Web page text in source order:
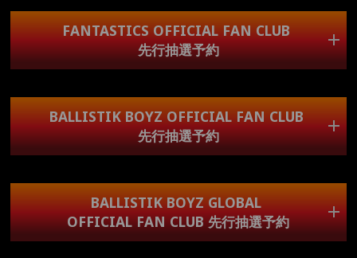
・PSYCHIC FEVER GLOBAL OFFICIAL FAN CLUB先行抽選
・TEAM HI-AX先行抽選予約
※アップグレードチケット抽選受付で落選となった場合
は、対象のOFFICIAL FAN CLUB先行抽選予約・We are D.I
先行抽選予約・TEAM HI-AX先行抽選予約でご当選された
［全席指定］でのご観覧となります。
※アップグレードチケットのご購入は差額代金の他に別途
各種手数料が掛かります。
※アップグレードチケットは車椅子専用スペースをご希望
される方が当選される可能性もございます。
チケットの申込は終了しました
対象者
申込み期間内にファンクラブサイトに
ログイン可能な会員様が対象になります。
チケットの申込は終了しました
申込期間
6/29(月)15:00～7/5(日)23:00
※各公演4枚までお申込み可能
対象者
申込み期間内にファンクラブサイトに
ログイン可能な会員様が対象になります。
THE RAMPAGE GLOBAL
OFFICIAL FAN CLUB
チケットの申込は終了しました
FANTASTICS OFFICIAL FAN CLUB
先行抽選予約
申込期間
6/29(月)15:00～7/5(日)23:00
※各公演4枚までお申込み可能
対象者
申込み期間内にファンクラブサイトに
ログイン可能な会員様が対象になります。
BALLISTIK BOYZ OFFICIAL FAN CLUB
先行抽選予約
申込期間
6/29(月)15:00～7/5(日)23:00
※各公演4枚までお申込み可能
BALLISTIK BOYZ GLOBAL
OFFICIAL FAN CLUB 先行抽選予約